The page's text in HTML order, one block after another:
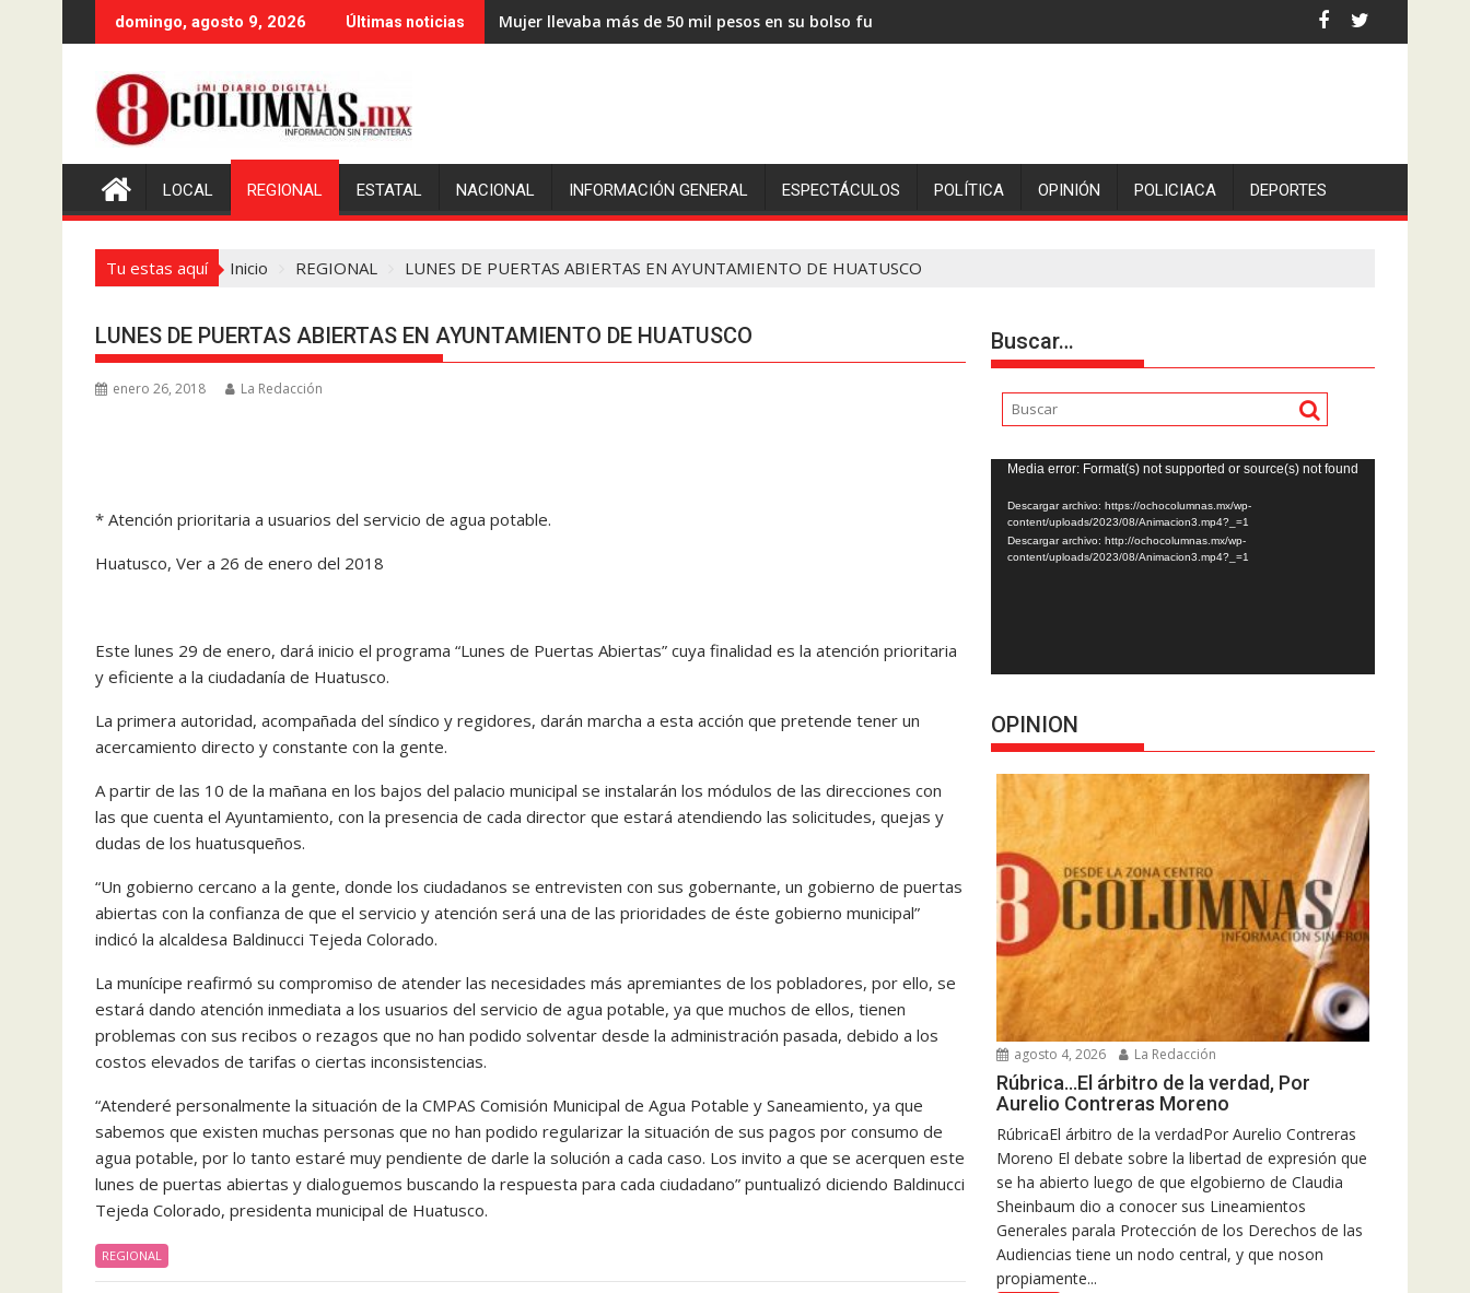
al
domingo, agosto 9, 2026 Últimas noticias Mujer llevaba más de 50 mil pesos en su bolso fue sorprendida por asaltantes
LOCAL REGIONAL ESTATAL NACIONAL INFORMACIÓN GENERAL ESPECTÁCULOS POLÍTICA OPINIÓN POLICIACA DEPORTES
Tu estas aquí Inicio REGIONAL LUNES DE PUERTAS ABIERTAS EN AYUNTAMIENTO DE HUATUSCO
LUNES DE PUERTAS ABIERTAS EN AYUNTAMIENTO DE HUATUSCO
enero 26, 2018 La Redacción
* Atención prioritaria a usuarios del servicio de agua potable.
Huatusco, Ver a 26 de enero del 2018
Este lunes 29 de enero, dará inicio el programa “Lunes de Puertas Abiertas” cuya finalidad es la atención prioritaria
y eficiente a la ciudadanía de Huatusco.
La primera autoridad, acompañada del síndico y regidores, darán marcha a esta acción que pretende tener un
acercamiento directo y constante con la gente.
A partir de las 10 de la mañana en los bajos del palacio municipal se instalarán los módulos de las direcciones con
las que cuenta el Ayuntamiento, con la presencia de cada director que estará atendiendo las solicitudes, quejas y
dudas de los huatusqueños.
“Un gobierno cercano a la gente, donde los ciudadanos se entrevisten con sus gobernante, un gobierno de puertas
abiertas con la confianza de que el servicio y atención será una de las prioridades de éste gobierno municipal”
indicó la alcaldesa Baldinucci Tejeda Colorado.
La munícipe reafirmó su compromiso de atender las necesidades más apremiantes de los pobladores, por ello, se
estará dando atención inmediata a los usuarios del servicio de agua potable, ya que muchos de ellos, tienen
problemas con sus recibos o rezagos que no han podido solventar desde la administración pasada, debido a los
costos elevados de tarifas o ciertas inconsistencias.
“Atenderé personalmente la situación de la CMPAS Comisión Municipal de Agua Potable y Saneamiento, ya que
sabemos que existen muchas personas que no han podido regularizar la situación de sus pagos por consumo de
agua potable, por lo tanto estaré muy pendiente de darle la solución a cada caso. Los invito a que se acerquen este
lunes de puertas abiertas y dialoguemos buscando la respuesta para cada ciudadano” puntualizó diciendo Baldinucci
Tejeda Colorado, presidenta municipal de Huatusco.
REGIONAL
Buscar…
Reproductor
de
vídeo
Media error: Format(s) not supported or source(s) not found
Descargar archivo: https://ochocolumnas.mx/wp-
content/uploads/2023/08/Animacion3.mp4?_=1
Descargar archivo: http://ochocolumnas.mx/wp-
content/uploads/2023/08/Animacion3.mp4?_=1
OPINION
agosto 4, 2026 La Redacción
Rúbrica…El árbitro de la verdad, Por
Aurelio Contreras Moreno
RúbricaEl árbitro de la verdadPor Aurelio Contreras
Moreno El debate sobre la libertad de expresión que
se ha abierto luego de que elgobierno de Claudia
Sheinbaum dio a conocer sus Lineamientos
Generales parala Protección de los Derechos de las
Audiencias tiene un nodo central, y que noson
propiamente...